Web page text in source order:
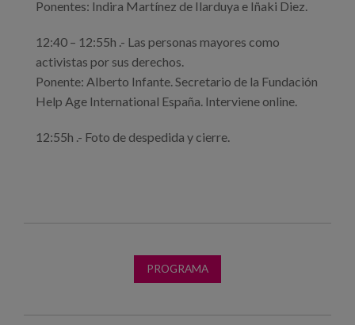
Ponentes: Indira Martínez de Ilarduya e Iñaki Diez.
12:40 – 12:55h .- Las personas mayores como
activistas por sus derechos.
Ponente: Alberto Infante. Secretario de la Fundación
Help Age International España. Interviene online.
12:55h .- Foto de despedida y cierre.
PROGRAMA